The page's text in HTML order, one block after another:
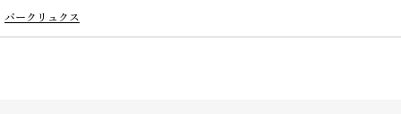
パークリュクス